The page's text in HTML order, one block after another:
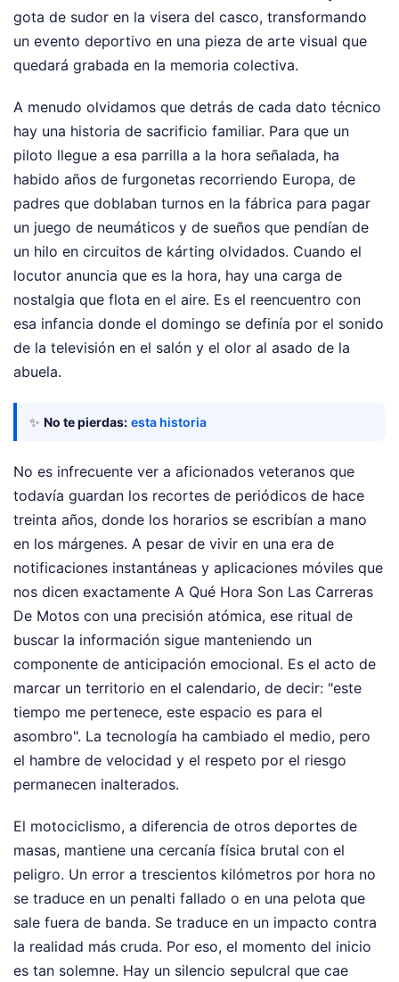
gota de sudor en la visera del casco, transformando
un evento deportivo en una pieza de arte visual que
quedará grabada en la memoria colectiva.
A menudo olvidamos que detrás de cada dato técnico
hay una historia de sacrificio familiar. Para que un
piloto llegue a esa parrilla a la hora señalada, ha
habido años de furgonetas recorriendo Europa, de
padres que doblaban turnos en la fábrica para pagar
un juego de neumáticos y de sueños que pendían de
un hilo en circuitos de kárting olvidados. Cuando el
locutor anuncia que es la hora, hay una carga de
nostalgia que flota en el aire. Es el reencuentro con
esa infancia donde el domingo se definía por el sonido
de la televisión en el salón y el olor al asado de la
abuela.
✨ No te pierdas: esta historia
No es infrecuente ver a aficionados veteranos que
todavía guardan los recortes de periódicos de hace
treinta años, donde los horarios se escribían a mano
en los márgenes. A pesar de vivir en una era de
notificaciones instantáneas y aplicaciones móviles que
nos dicen exactamente A Qué Hora Son Las Carreras
De Motos con una precisión atómica, ese ritual de
buscar la información sigue manteniendo un
componente de anticipación emocional. Es el acto de
marcar un territorio en el calendario, de decir: "este
tiempo me pertenece, este espacio es para el
asombro". La tecnología ha cambiado el medio, pero
el hambre de velocidad y el respeto por el riesgo
permanecen inalterados.
El motociclismo, a diferencia de otros deportes de
masas, mantiene una cercanía física brutal con el
peligro. Un error a trescientos kilómetros por hora no
se traduce en un penalti fallado o en una pelota que
sale fuera de banda. Se traduce en un impacto contra
la realidad más cruda. Por eso, el momento del inicio
es tan solemne. Hay un silencio sepulcral que cae